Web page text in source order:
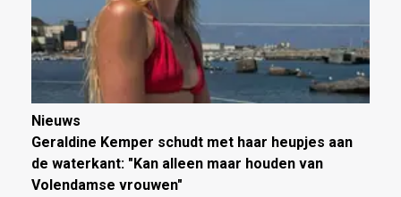
Nieuws
Geraldine Kemper schudt met haar heupjes aan
de waterkant: "Kan alleen maar houden van
Volendamse vrouwen"